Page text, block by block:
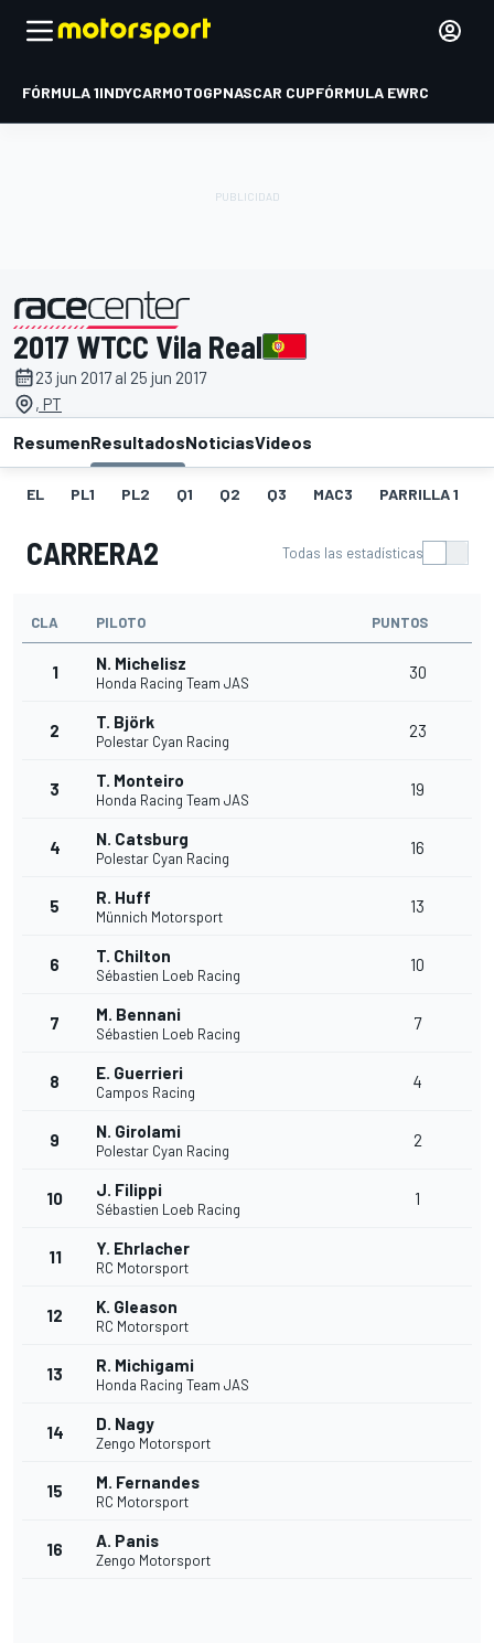
FÓRMULA 1INDYCARMOTOGPNASCAR CUPFÓRMULA EWRC
presentado por
2017 WTCC Vila Real
23 jun 2017 al 25 jun 2017
, PT
ResumenResultadosNoticiasVideos
EL PL1 PL2 Q1 Q2 Q3 MAC3 PARRILLA 1
CARRERA2 Todas las estadísticas
CLA PILOTO PUNTOS
1 N. Michelisz
Honda Racing Team JAS
30
2 T. Björk
Polestar Cyan Racing
23
3 T. Monteiro
Honda Racing Team JAS
19
4 N. Catsburg
Polestar Cyan Racing
16
5 R. Huff
Münnich Motorsport
13
6 T. Chilton
Sébastien Loeb Racing
10
7 M. Bennani
Sébastien Loeb Racing
7
8 E. Guerrieri
Campos Racing
4
9 N. Girolami
Polestar Cyan Racing
2
10 J. Filippi
Sébastien Loeb Racing
1
11 Y. Ehrlacher
RC Motorsport
12 K. Gleason
RC Motorsport
13 R. Michigami
Honda Racing Team JAS
14 D. Nagy
Zengo Motorsport
15 M. Fernandes
RC Motorsport
16 A. Panis
Zengo Motorsport